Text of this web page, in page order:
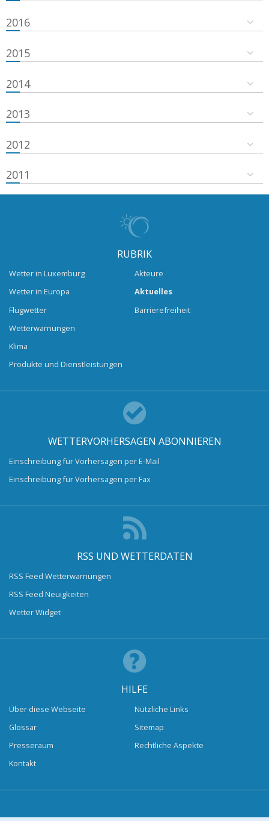
2016
2015
2014
2013
2012
2011
RUBRIK
Wetter in Luxemburg
Wetter in Europa
Flugwetter
Wetterwarnungen
Klima
Produkte und Dienstleistungen
Akteure
Aktuelles
Barrierefreiheit
WETTERVORHERSAGEN ABONNIEREN
Einschreibung für Vorhersagen per E-Mail
Einschreibung für Vorhersagen per Fax
RSS UND WETTERDATEN
RSS Feed Wetterwarnungen
RSS Feed Neuigkeiten
Wetter Widget
HILFE
Über diese Webseite
Glossar
Presseraum
Kontakt
Nützliche Links
Sitemap
Rechtliche Aspekte